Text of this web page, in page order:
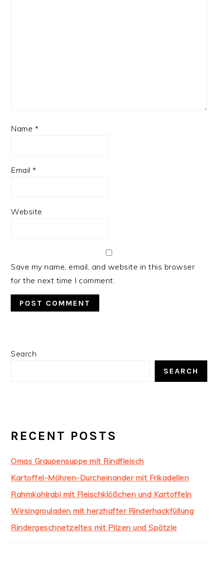
Name *
Email*
Website
Save my name, email, and website in this browser
for the next time I comment.
PRIMARY
Search
SEARCH
RECENT POSTS
Omas Graupensuppe mit Rindfleisch
Kartoffel-Möhren-Durcheinander mit Frikadellen
Rahmkohlrabi mit Fleischklößchen und Kartoffeln
Wirsingrouladen mit herzhafter Rinderhackfüllung
Rindergeschnetzeltes mit Pilzen und Spätzle